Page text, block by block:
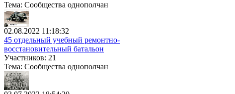
Тема: Сообщества однополчан
02.08.2022 11:18:32
45 отдельный учебный ремонтно-
восстановительный батальон
Участников: 21
Тема: Сообщества однополчан